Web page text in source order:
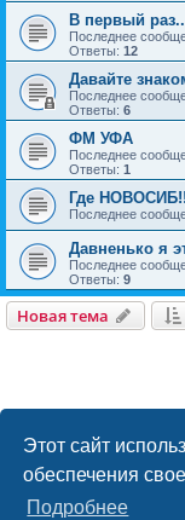
Этот сайт
обеспечения
Подробнее
В первый
Последнее
Ответы: 12
Давайте
Последнее
Ответы: 6
ФМ УФА
Последнее
Ответы: 1
Где
Последнее
Давненько я
Последнее
Ответы: 9
Новая тема
ПРАВА ДОСТУПА
начинать
Выне можетеотвечать на
не можетеудалять свои